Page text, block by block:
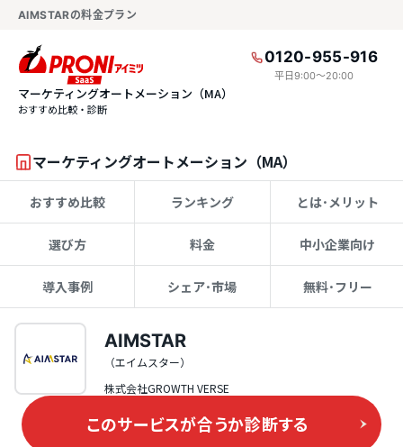
AIMSTARの料金プラン
0120-955-916
平日9:00〜20:00
マーケティングオートメーション（MA）
おすすめ比較・診断
マーケティングオートメーション（MA）
おすすめ比較 ランキング とは･メリット
選び方 料金 中小企業向け
導入事例 シェア･市場 無料･フリー
AIMSTAR
（エイムスター）
株式会社GROWTH VERSE
このサービスが合うか診断する